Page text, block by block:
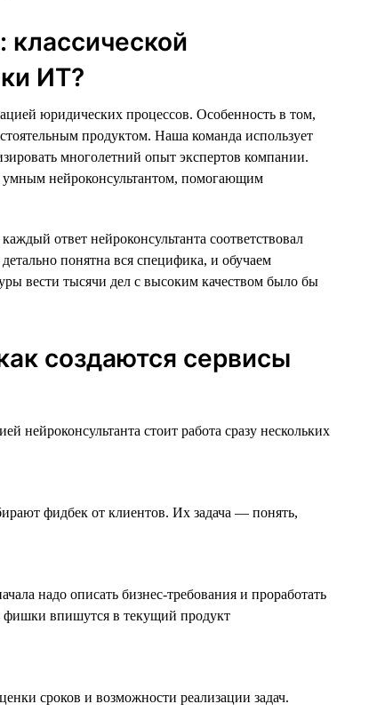
классической
ИТ?
юридических процессов. Особенность в том,
продуктом. Наша команда использует
многолетний опыт экспертов компании.
умным нейроконсультантом, помогающим
ответ нейроконсультанта соответствовал
понятна вся специфика, и обучаем
вести тысячи дел с высоким качеством было бы
создаются сервисы
стоит работа сразу нескольких
фидбек от клиентов. Их задача — понять,
надо описать бизнес-требования и проработать
фишки впишутся в текущий продукт
сроков и возможности реализации задач.